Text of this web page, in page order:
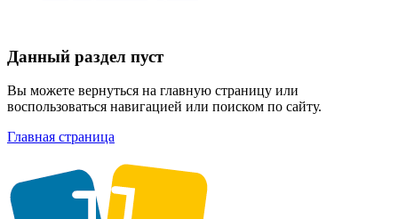
Данный раздел пуст
Вы можете вернуться на главную страницу или
воспользоваться навигацией или поиском по сайту.
Главная страница